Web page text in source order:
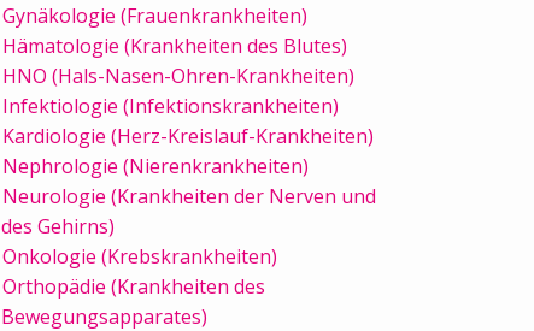
Gynäkologie (Frauenkrankheiten)
Hämatologie (Krankheiten des Blutes)
HNO (Hals-Nasen-Ohren-Krankheiten)
Infektiologie (Infektionskrankheiten)
Kardiologie (Herz-Kreislauf-Krankheiten)
Nephrologie (Nierenkrankheiten)
Neurologie (Krankheiten der Nerven und
des Gehirns)
Onkologie (Krebskrankheiten)
Orthopädie (Krankheiten des
Bewegungsapparates)